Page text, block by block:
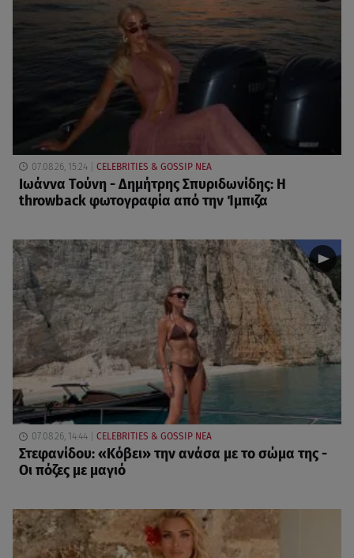
07.08.26, 15:24 CELEBRITIES & GOSSIP ΝΕΑ
Ιωάννα Τούνη - Δημήτρης Σπυριδωνίδης: Η
throwback φωτογραφία από την Ίμπιζα
07.08.26, 14:44 CELEBRITIES & GOSSIP ΝΕΑ
Στεφανίδου: «Κόβει» την ανάσα με το σώμα της -
Οι πόζες με μαγιό